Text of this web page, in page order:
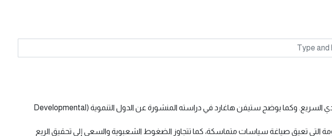
ينشر القادة الشعبويون في أمريكا وخارجها خرافة مفادها أن الديمقراطيات الليبرالية تعيق النمو الاقتصادي السريع. وكما يوضح ستيفن هاغارد في دراسته المنشورة عن الدول التنموية (Developmental
التي تعيق صياغة سياسات متماسكة، كما تتجاوز الضغوط الشعبوية والسعي إلى تحقيق الريع